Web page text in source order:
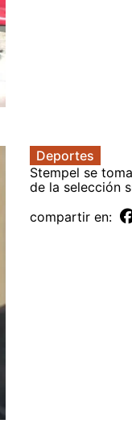
Deportes
Stempel se
de la selección
compartir en: